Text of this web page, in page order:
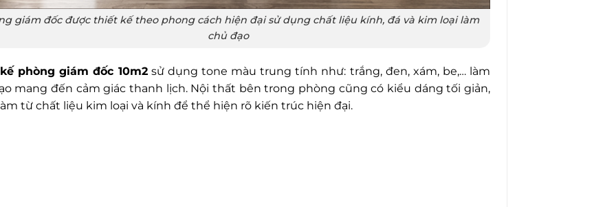
giám đốc được thiết kế theo phong cách hiện đại sử dụng chất liệu kính, đá và kim loại làm
chủ đạo
phòng giám đốc 10m2sử dụng tone màu trung tính như: trắng, đen, xám, be,… làm
mang đến cảm giác thanh lịch. Nội thất bên trong phòng cũng có kiểu dáng tối giản,
từ chất liệu kim loại và kính để thể hiện rõ kiến trúc hiện đại.